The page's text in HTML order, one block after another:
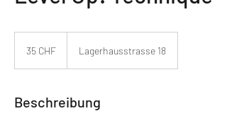
Franken
35 CHF Lagerhausstrasse 18
Beschreibung